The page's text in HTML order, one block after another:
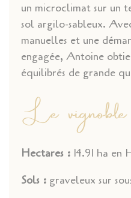
un microclimat sur un
sol argilo-sableux.
manuelles et une
engagée, Antoine
équilibrés de grande
Le
Hectares : 14.91 ha en
Sols : graveleux sur